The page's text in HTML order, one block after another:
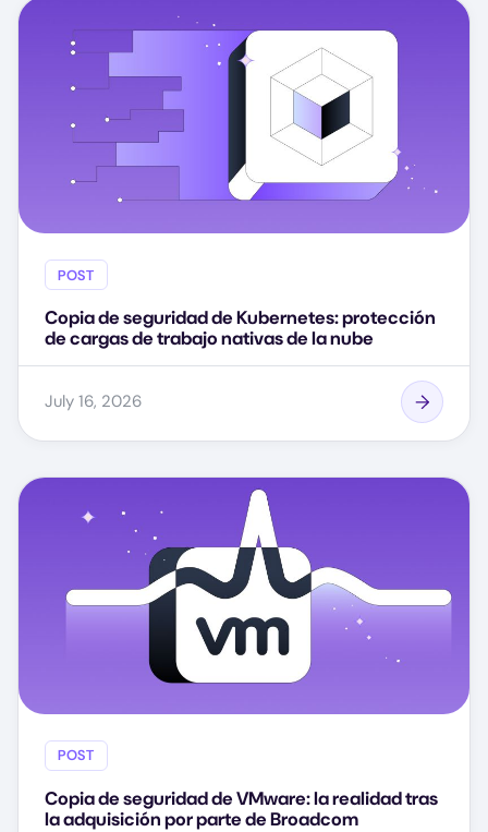
POST
Copia de seguridad de Kubernetes: protección
de cargas de trabajo nativas de la nube
July 16, 2026
POST
Copia de seguridad de VMware: la realidad tras
la adquisición por parte de Broadcom